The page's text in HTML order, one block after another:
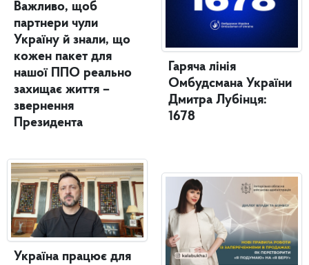
Важливо, щоб
партнери чули
Україну й знали, що
кожен пакет для
нашої ППО реально
захищає життя –
звернення
Президента
Україна працює для
Гаряча лінія
Омбудсмана України
Дмитра Лубінця:
1678